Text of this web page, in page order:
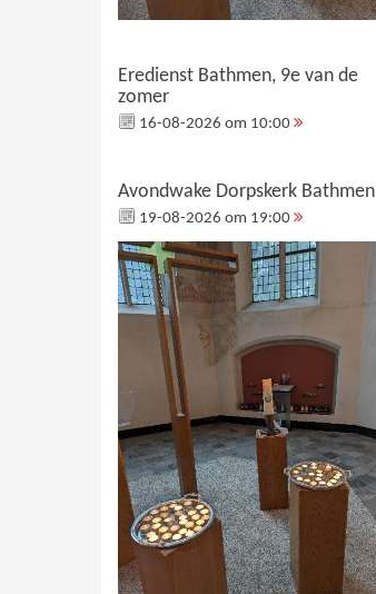
Eredienst Bathmen, 9e van de
zomer
16-08-2026 om 10:00
Avondwake Dorpskerk Bathmen
19-08-2026 om 19:00